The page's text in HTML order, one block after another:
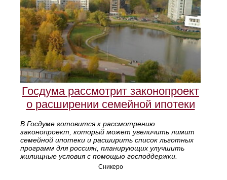
Госдума рассмотрит законопроект
о расширении семейной ипотеки
В Госдуме готовится к рассмотрению
законопроект, который может увеличить лимит
семейной ипотеки и расширить список льготных
программ для россиян, планирующих улучшить
жилищные условия с помощью господдержки.
Сникеро